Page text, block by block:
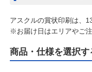
アスクルの賞状印刷は、
※お届け日はエリアやご
商品・仕様を選択す